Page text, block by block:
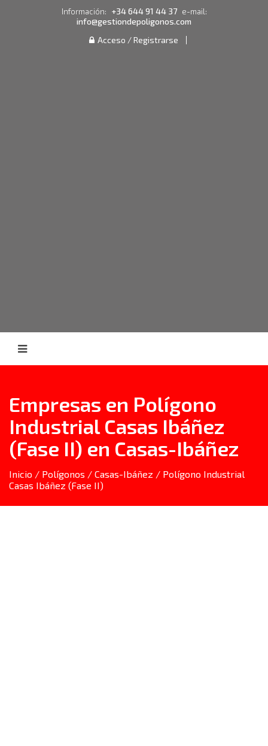
Información: +34 644 91 44 37 e-mail:
info@gestiondepoligonos.com
Acceso / Registrarse
Empresas en Polígono
Industrial Casas Ibáñez
(Fase II) en Casas-Ibáñez
Inicio / Polígonos / Casas-Ibáñez / Polígono Industrial
Casas Ibáñez (Fase II)